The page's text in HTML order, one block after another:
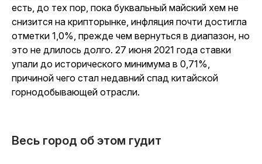
есть, до тех пор, пока буквальный майский хем не
снизится на крипторынке, инфляция почти достигла
отметки 1,0%, прежде чем вернуться в диапазон, но
это не длилось долго. 27 июня 2021 года ставки
упали до исторического минимума в 0,71%,
причиной чего стал недавний спад китайской
горнодобывающей отрасли.
Весь город об этом гудит